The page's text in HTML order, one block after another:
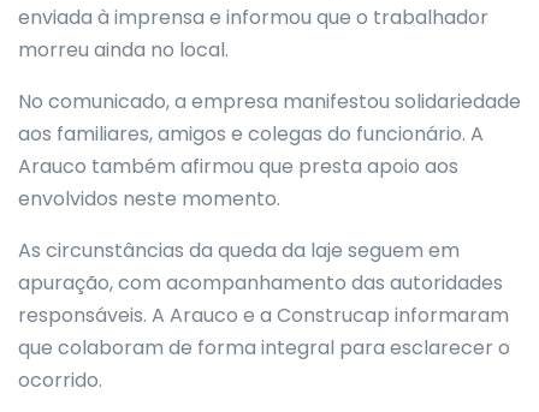
enviada à imprensa e informou que o trabalhador
morreu ainda no local.
No comunicado, a empresa manifestou solidariedade
aos familiares, amigos e colegas do funcionário. A
Arauco também afirmou que presta apoio aos
envolvidos neste momento.
As circunstâncias da queda da laje seguem em
apuração, com acompanhamento das autoridades
responsáveis. A Arauco e a Construcap informaram
que colaboram de forma integral para esclarecer o
ocorrido.